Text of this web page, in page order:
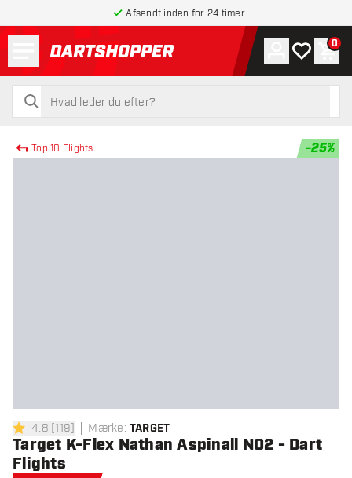
Afsendt inden for 24 timer
tilbage til forsiden
søg
søg
Konto
Min 0
Top 10 Flights -25%
4.8 bedømmelsesstjerner
4.8 [119] Mærke: TARGET
Target K-Flex Nathan Aspinall NO2 - Dart
Flights